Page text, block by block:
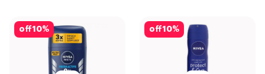
10%
off
10%
off